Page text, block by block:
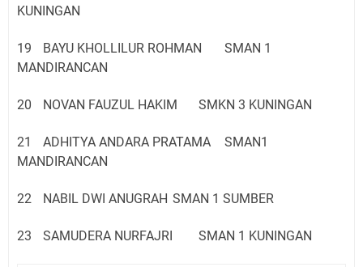
KUNINGAN
19 BAYU KHOLLILUR ROHMAN
SMAN 1
MANDIRANCAN
20 NOVAN FAUZUL HAKIM SMKN 3 KUNINGAN
21 ADHITYA ANDARA PRATAMA
SMAN1
MANDIRANCAN
22 NABIL DWI ANUGRAH SMAN 1 SUMBER
23 SAMUDERA NURFAJRI SMAN 1 KUNINGAN